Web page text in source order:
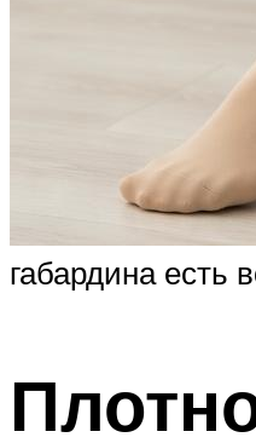
габардина есть